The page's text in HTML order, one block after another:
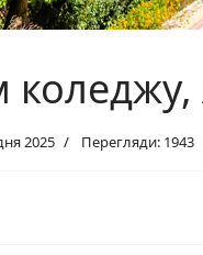
2025 Перегляди: 1943